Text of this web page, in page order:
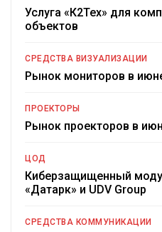
Услуга «К2Тех» для
объектов
СРЕДСТВА ВИЗУАЛИЗАЦИИ
Рынок мониторов в
ПРОЕКТОРЫ
Рынок проекторов в
ЦОД
Киберзащищенный
«Датарк» и UDV Group
СРЕДСТВА КОММУНИКАЦИИ